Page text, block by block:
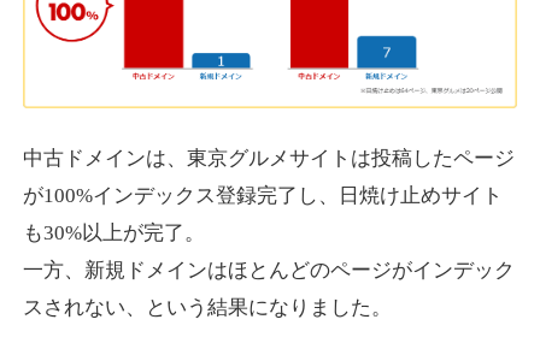
詳細を見る
actagainstaids.com
ジャンルその他
DA38 外部リンク数527 ドメイン年齢26年
10,800円 入札 0件
express-soft.com
中古ドメインは、東京グルメサイトは投稿したページ
が100%インデックス登録完了し、日焼け止めサイト
も30%以上が完了。
一方、新規ドメインはほとんどのページがインデック
スされない、という結果になりました。